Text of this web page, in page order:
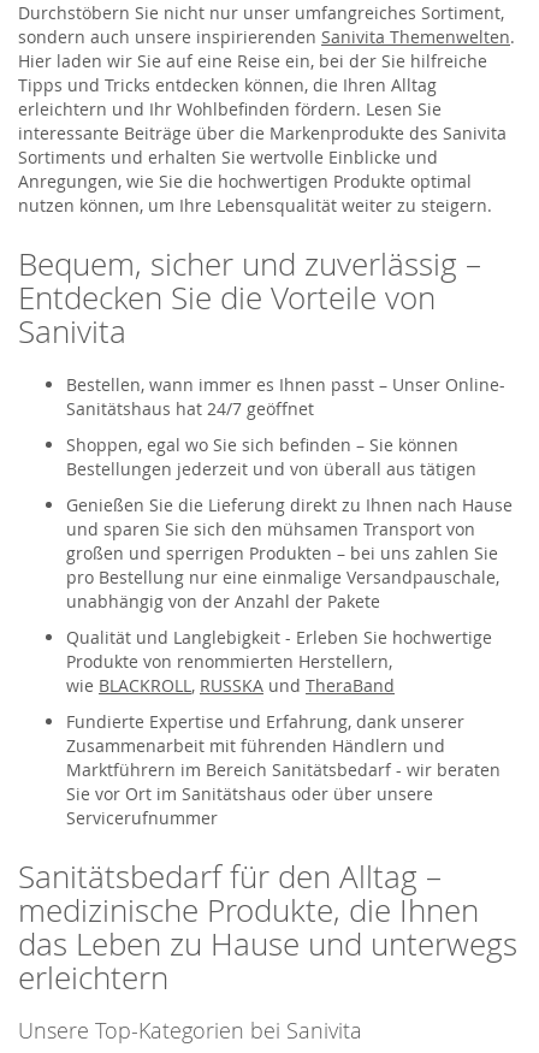
Durchstöbern Sie nicht nur unser umfangreiches Sortiment,
sondern auch unsere inspirierenden Sanivita Themenwelten.
Hier laden wir Sie auf eine Reise ein, bei der Sie hilfreiche
Tipps und Tricks entdecken können, die Ihren Alltag
erleichtern und Ihr Wohlbefinden fördern. Lesen Sie
interessante Beiträge über die Markenprodukte des Sanivita
Sortiments und erhalten Sie wertvolle Einblicke und
Anregungen, wie Sie die hochwertigen Produkte optimal
nutzen können, um Ihre Lebensqualität weiter zu steigern.
Bequem, sicher und zuverlässig –
Entdecken Sie die Vorteile von
Sanivita
Bestellen, wann immer es Ihnen passt – Unser Online-
Sanitätshaus hat 24/7 geöffnet
Shoppen, egal wo Sie sich befinden – Sie können
Bestellungen jederzeit und von überall aus tätigen
Genießen Sie die Lieferung direkt zu Ihnen nach Hause
und sparen Sie sich den mühsamen Transport von
großen und sperrigen Produkten – bei uns zahlen Sie
pro Bestellung nur eine einmalige Versandpauschale,
unabhängig von der Anzahl der Pakete
Qualität und Langlebigkeit - Erleben Sie hochwertige
Produkte von renommierten Herstellern,
wie BLACKROLL, RUSSKA und TheraBand
Fundierte Expertise und Erfahrung, dank unserer
Zusammenarbeit mit führenden Händlern und
Marktführern im Bereich Sanitätsbedarf - wir beraten
Sie vor Ort im Sanitätshaus oder über unsere
Servicerufnummer
Sanitätsbedarf für den Alltag –
medizinische Produkte, die Ihnen
das Leben zu Hause und unterwegs
erleichtern
Unsere Top-Kategorien bei Sanivita